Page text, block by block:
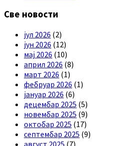
Све новости
јул 2026 (2)
јун 2026 (12)
мај 2026 (10)
април 2026 (8)
март 2026 (1)
фебруар 2026 (1)
јануар 2026 (6)
децембар 2025 (5)
новембар 2025 (9)
октобар 2025 (17)
септембар 2025 (9)